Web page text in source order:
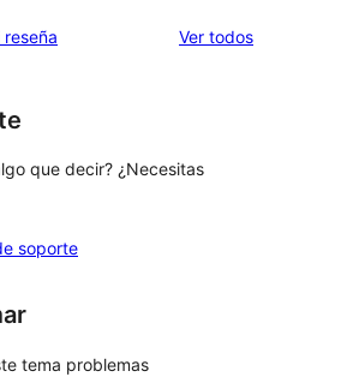
Ver todoslos
que decir? ¿Necesitas
soporte
tema problemas